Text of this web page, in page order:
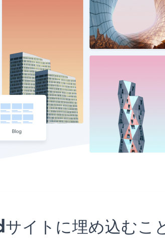
トに埋め込むこ